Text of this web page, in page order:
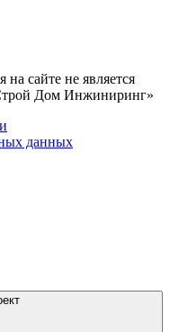
сайте не является
Дом Инжиниринг»
данных